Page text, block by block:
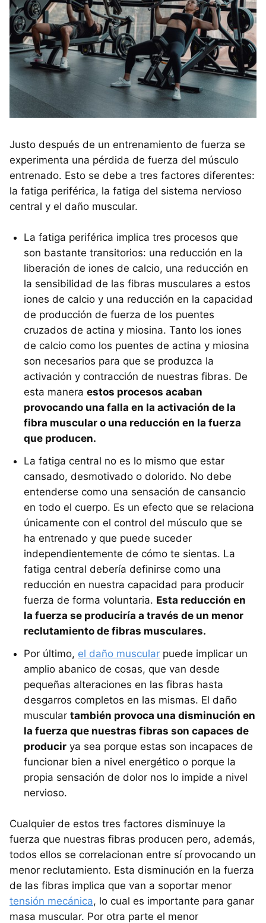
Justo después de un entrenamiento de fuerza se
experimenta una pérdida de fuerza del músculo
entrenado. Esto se debe a tres factores diferentes:
la fatiga periférica, la fatiga del sistema nervioso
central y el daño muscular.
La fatiga periférica implica tres procesos que
son bastante transitorios: una reducción en la
liberación de iones de calcio, una reducción en
la sensibilidad de las fibras musculares a estos
iones de calcio y una reducción en la capacidad
de producción de fuerza de los puentes
cruzados de actina y miosina. Tanto los iones
de calcio como los puentes de actina y miosina
son necesarios para que se produzca la
activación y contracción de nuestras fibras. De
esta manera estos procesos acaban
provocando una falla en la activación de la
fibra muscular o una reducción en la fuerza
que producen.
La fatiga central no es lo mismo que estar
cansado, desmotivado o dolorido. No debe
entenderse como una sensación de cansancio
en todo el cuerpo. Es un efecto que se relaciona
únicamente con el control del músculo que se
ha entrenado y que puede suceder
independientemente de cómo te sientas. La
fatiga central debería definirse como una
reducción en nuestra capacidad para producir
fuerza de forma voluntaria. Esta reducción en
la fuerza se produciría a través de un menor
reclutamiento de fibras musculares.
Por último, el daño muscular puede implicar un
amplio abanico de cosas, que van desde
pequeñas alteraciones en las fibras hasta
desgarros completos en las mismas. El daño
muscular también provoca una disminución en
la fuerza que nuestras fibras son capaces de
producir ya sea porque estas son incapaces de
funcionar bien a nivel energético o porque la
propia sensación de dolor nos lo impide a nivel
nervioso.
Cualquier de estos tres factores disminuye la
fuerza que nuestras fibras producen pero, además,
todos ellos se correlacionan entre sí provocando un
menor reclutamiento. Esta disminución en la fuerza
de las fibras implica que van a soportar menor
tensión mecánica, lo cual es importante para ganar
masa muscular. Por otra parte el menor